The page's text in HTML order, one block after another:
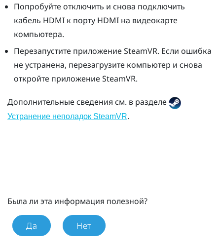
Попробуйте отключить и снова подключить
кабель HDMI к порту HDMI на видеокарте
компьютера.
Перезапустите приложение SteamVR. Если ошибка
не устранена, перезагрузите компьютер и снова
откройте приложение SteamVR.
Дополнительные сведения см. в разделе
Устранение неполадок SteamVR.
Была ли эта информация полезной?
Да Нет